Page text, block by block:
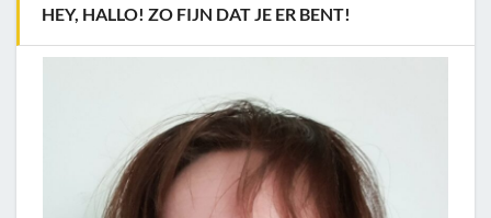
HEY, HALLO! ZO FIJN DAT JE ER BENT!